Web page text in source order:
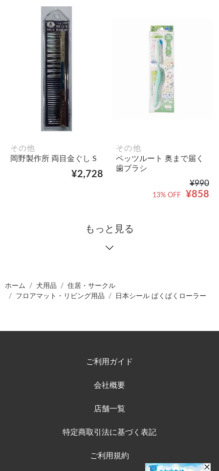
その他
岡野製作所 両目金ぐし S
¥2,728
その他
ペッツルート 奥まで届く
歯ブラシ
¥990
¥858
13% OFF
もっと見る
ホーム 犬用品
住居・サークル
フロアマット・リビング用品
日本シール ぱくぱくローラー
ご利用ガイド
会社概要
店舗一覧
特定商取引法に基づく表記
ご利用規約